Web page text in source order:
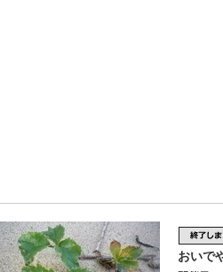
おいで